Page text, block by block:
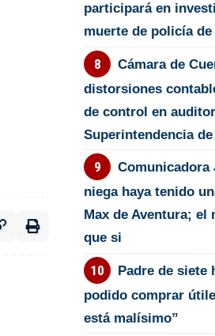
participará en
muerte de policía de
Cámara de
distorsiones
de control en
Superintendencia
Comunicadora
niega haya tenido
Max de Aventura;
que si
Padre de siete
podido comprar
está malísimo”